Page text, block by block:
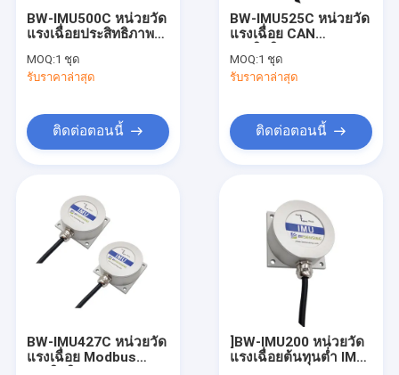
ขอใบเสนอราคา
ดิจิตอลอินคลินโนมิเตอร์เซนเซอร์
แอนะล็อก Inclinometer Sensor
เครื่องวัดความเอียงแบบไดนามิก
เครื่องวัดความเอียงไร้สาย
ระบบอ้างอิงทัศนคติและหัวเรื่อง
BW-IMU500C หน่วยวัด
แรงเฉื่อยประสิทธิภาพสูง
MOQ:1 ชุด
รับราคาล่าสุด
ติดต่อตอนนี้
BW-IMU525C หน่วยวัด
แรงเฉื่อย CAN
MOQ:1 ชุด
รับราคาล่าสุด
ติดต่อตอนนี้
BW-IMU427C หน่วยวัด
แรงเฉื่อย Modbus
]BW-IMU200 หน่วยวัด
แรงเฉื่อยต้นทุนต่ำ IMU